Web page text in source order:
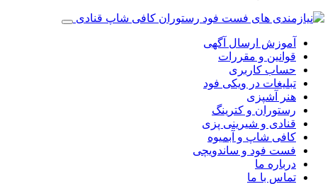
آموزش ارسال آگهی
قوانین و مقررات
حساب کاربری
تبلیغات در ویکی فود
هنر آشپزی
رستوران و کترینگ
قنادی و شیرینی پزی
کافی شاپ و آبمیوه
فست فود و ساندویچی
درباره ما
تماس با ما